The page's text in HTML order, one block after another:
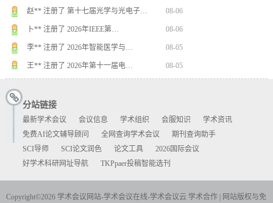
分站链接
最新学术会议 会议信息 学术组织 会服知识
学术资讯
免费AI论文辅导顾问
全网查询学术会议
期刊查询助手
SCI导师
SCI论文润色 论文工具
2026国际会议
好学术科研网址导航
TKPpaer投稿智能选刊
Copyright©2026 学术会议网站-学术会议在线-学术会议云 学术合作 网站版权与免